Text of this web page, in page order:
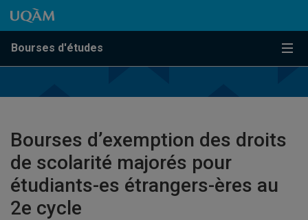
Passer au contenu
Accéder au menu principal
Accéder à la recherche
Passer au contenu
Accéder au menu principal
Bourses d'études
Bourses d’exemption des droits
de scolarité majorés pour
étudiants-es étrangers-ères au
2e cycle